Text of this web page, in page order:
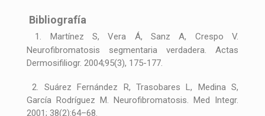
Bibliografía
1. Martínez S, Vera Á, Sanz A, Crespo V.
Neurofibromatosis segmentaria verdadera. Actas
Dermosifiliogr. 2004;95(3), 175-177.
2. Suárez Fernández R, Trasobares L, Medina S,
García Rodríguez M. Neurofibromatosis. Med Integr.
2001; 38(2):64–68.